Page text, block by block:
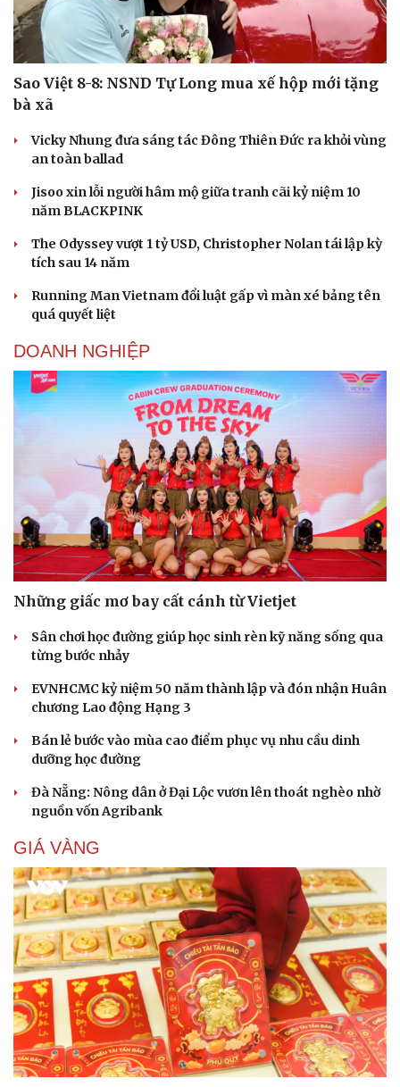
Sao Việt 8-8: NSND Tự Long mua xế hộp mới tặng
bà xã
Vicky Nhung đưa sáng tác Đông Thiên Đức ra khỏi vùng
an toàn ballad
Jisoo xin lỗi người hâm mộ giữa tranh cãi kỷ niệm 10
năm BLACKPINK
The Odyssey vượt 1 tỷ USD, Christopher Nolan tái lập kỳ
tích sau 14 năm
Running Man Vietnam đổi luật gấp vì màn xé bảng tên
quá quyết liệt
DOANH NGHIỆP
Những giấc mơ bay cất cánh từ Vietjet
Sân chơi học đường giúp học sinh rèn kỹ năng sống qua
từng bước nhảy
EVNHCMC kỷ niệm 50 năm thành lập và đón nhận Huân
chương Lao động Hạng 3
Bán lẻ bước vào mùa cao điểm phục vụ nhu cầu dinh
dưỡng học đường
Đà Nẵng: Nông dân ở Đại Lộc vươn lên thoát nghèo nhờ
nguồn vốn Agribank
GIÁ VÀNG